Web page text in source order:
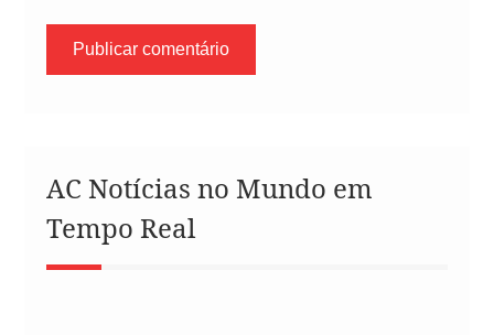
AC Notícias no Mundo em
Tempo Real